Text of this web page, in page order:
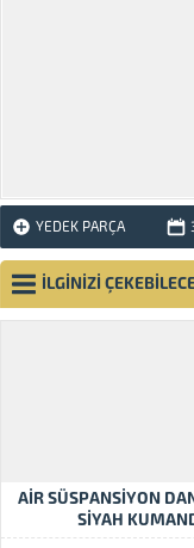
YEDEK PARÇA
İLGİNİZİ
AIR SÜSPANSIYON
SIYAH